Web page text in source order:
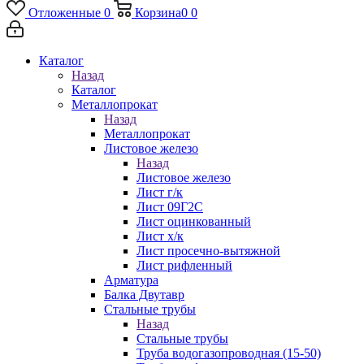
Отложенные 0 Корзина0 0
Каталог
Назад
Каталог
Металлопрокат
Назад
Металлопрокат
Листовое железо
Назад
Листовое железо
Лист г/к
Лист 09Г2С
Лист оцинкованный
Лист х/к
Лист просечно-вытяжной
Лист рифленный
Арматура
Балка Двутавр
Стальные трубы
Назад
Стальные трубы
Труба водогазопроводная (15-50)